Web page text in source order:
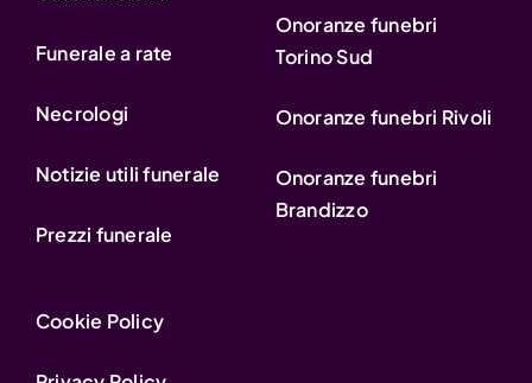
Funerale a rate
Necrologi
Notizie utili funerale
Prezzi funerale
Onoranze funebri
Torino Sud
Onoranze funebri Rivoli
Onoranze funebri
Brandizzo
Cookie Policy